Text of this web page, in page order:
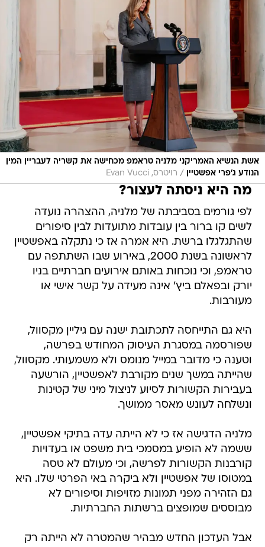
אשת הנשיא האמריקני מלניה טראמפ מכחישה את קשריה לעבריין המין
הנודע ג'פרי אפשטיין
/ רויטרס, Evan Vucci
מה היא ניסתה לעצור?
לפי גורמים בסביבתה של מלניה, ההצהרה נועדה
לשים קו ברור בין עובדות מתועדות לבין סיפורים
שהתגלגלו ברשת. היא אמרה אז כי נתקלה באפשטיין
לראשונה בשנת 2000, באירוע שבו השתתפה עם
טראמפ, וכי נוכחות באותם אירועים חברתיים בניו
יורק ובפאלם ביץ' אינה מעידה על קשר אישי או
מעורבות.
היא גם התייחסה לתכתובת ישנה עם גיליין מקסוול,
שפורסמה במסגרת העיסוק המחודש בפרשה,
וטענה כי מדובר במייל מנומס ולא משמעותי. מקסוול,
שהייתה במשך שנים מקורבת לאפשטיין, הורשעה
בעבירות הקשורות לסיוע לניצול מיני של קטינות
ונשלחה לעונש מאסר ממושך.
מלניה הדגישה אז כי לא הייתה עדה בתיקי אפשטיין,
ששמה לא הופיע במסמכי בית משפט או בעדויות
קורבנות הקשורות לפרשה, וכי מעולם לא טסה
במטוסו של אפשטיין ולא ביקרה באי הפרטי שלו. היא
גם הזהירה מפני תמונות מזויפות וסיפורים לא
מבוססים שמופצים ברשתות החברתיות.
אבל העדכון החדש מבהיר שהמטרה לא הייתה רק